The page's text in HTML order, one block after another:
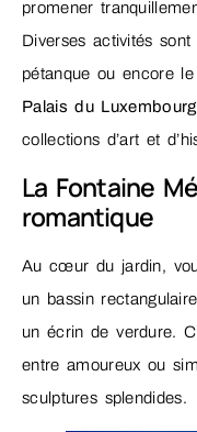
promener
Diverses activités
pétanque ou encore
Palais du Luxembourg
collections d’art et
La Fontaine
romantique
Au cœur du jardin,
un bassin
un écrin de verdure.
entre amoureux ou
sculptures splendides.